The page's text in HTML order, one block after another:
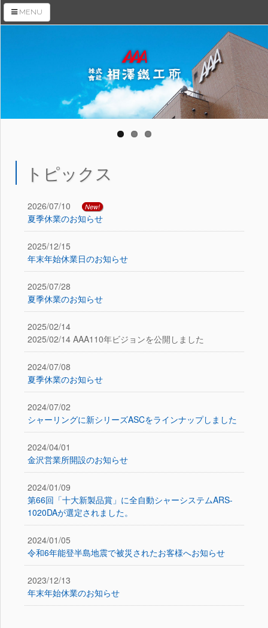
商品紹介
母材搬入装置
RaS機販売ページ
トピックス
拠点情報
お問い合わせ
アフターメンテナンス
リンク
LANGUAGE
Japanese
English
Taiwanese
Korean
MENU
トピックス
2026/07/10 New!
夏季休業のお知らせ
2025/12/15
年末年始休業日のお知らせ
2025/07/28
夏季休業のお知らせ
2025/02/14
2025/02/14 AAA110年ビジョンを公開しました
2024/07/08
夏季休業のお知らせ
2024/07/02
シャーリングに新シリーズASCをラインナップしました
2024/04/01
金沢営業所開設のお知らせ
2024/01/09
第66回「十大新製品賞」に全自動シャーシステムARS-
1020DAが選定されました。
2024/01/05
令和6年能登半島地震で被災されたお客様へお知らせ
2023/12/13
年末年始休業のお知らせ